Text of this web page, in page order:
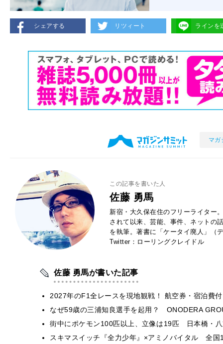
シェアする リツィート ラインを
マガ
この記事を書いた人
佐藤 勇馬
新宿・大久保在住のフリーライター
されて以来、芸能、事件、ネットの
を執筆。著書に「ケータイ廃人」（
Twitter：ローリングクレイドル
佐藤 勇馬が書いた記事
2027年のF1全レースを現地観戦！ 航空券・宿泊費
なぜ59歳の三浦知良選手を起用？ ONODERA
街中にポケモン100匹以上、立像は19匹 日本橋・
スキマスイッチ『全力少年』×アミノバイタル 全国